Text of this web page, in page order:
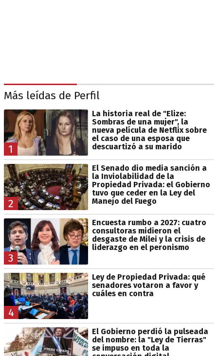
Más leídas de Perfil
1
La historia real de "Elize:
Sombras de una mujer", la
nueva película de Netflix sobre
el caso de una esposa que
descuartizó a su marido
2
El Senado dio media sanción a
la Inviolabilidad de la
Propiedad Privada: el Gobierno
tuvo que ceder en la Ley del
Manejo del Fuego
3
Encuesta rumbo a 2027: cuatro
consultoras midieron el
desgaste de Milei y la crisis de
liderazgo en el peronismo
4
Ley de Propiedad Privada: qué
senadores votaron a favor y
cuáles en contra
El Gobierno perdió la pulseada
del nombre: la "Ley de Tierras"
se impuso en toda la